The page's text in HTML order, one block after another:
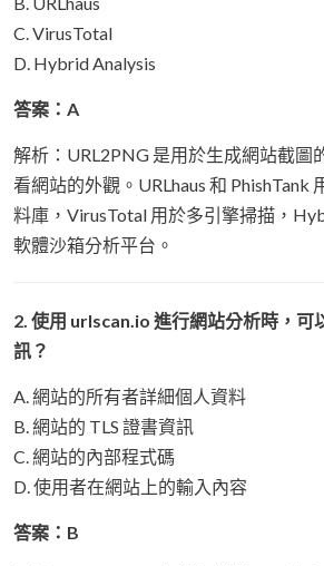
C. VirusTotal
D. Hybrid Analysis
答案：A
解析：URL2PNG 是用於生成網站截圖
看網站的外觀。URLhaus 和 PhishTank
料庫，VirusTotal 用於多引擎掃描，
軟體沙箱分析平台。
2. 使用 urlscan.io 進行網站分析時，可
訊？
A. 網站的所有者詳細個人資料
B. 網站的 TLS 證書資訊
C. 網站的內部程式碼
D. 使用者在網站上的輸入內容
答案：B